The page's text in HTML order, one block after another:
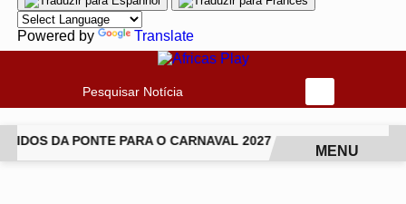
Powered by Translate
Pesquisar Notícia
DA PONTE PARA O CARNAVAL 2027 CANTORA
MENU